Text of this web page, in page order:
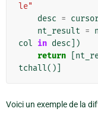
le"
desc =
nt_result =
col in desc ])
return
tchall()]
Voici un exemple de la